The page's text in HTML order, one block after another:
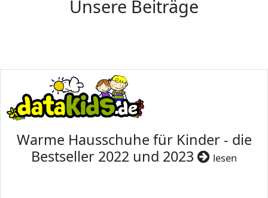
Unsere Beiträge
Warme Hausschuhe für Kinder - die
Bestseller 2022 und 2023
lesen